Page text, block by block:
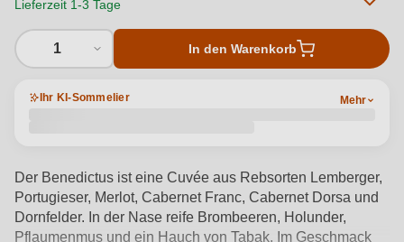
Lieferzeit 1-3 Tage
1 In den Warenkorb
Ihr KI-Sommelier Mehr
Der Benedictus ist eine Cuvée aus Rebsorten Lemberger,
Portugieser, Merlot, Cabernet Franc, Cabernet Dorsa und
Dornfelder. In der Nase reife Brombeeren, Holunder,
Pflaumenmus und ein Hauch von Tabak. Im Geschmack